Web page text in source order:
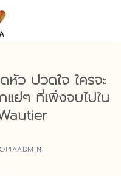
ว ปวดใจ ใครจะ
ย่ๆ ที่เพิ่งจบไปใน